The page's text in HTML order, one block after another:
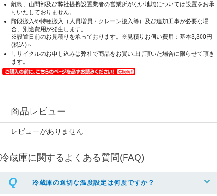
離島、山間部及び弊社提携設置業者の営業所がない地域については設置をお承
りいたしておりません。
階段搬入や特種搬入（人員増員・クレーン搬入等）及び追加工事が必要な場
合、別途費用が発生します。
※設置日前のお見積りを承っております。※見積りお伺い費用：基本3,300円
(税込)～
リサイクルのお申し込みは弊社で商品をお買い上げ頂いた場合に限らせて頂き
ます。
商品レビュー
レビューがありません
冷蔵庫に関するよくある質問(FAQ)
冷蔵庫の適切な温度設定は何度ですか？